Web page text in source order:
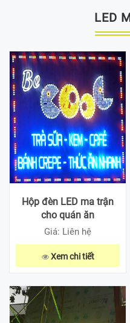
LED
Hộp đèn LED ma trận
cho quán ăn
Giá: Liên hệ
Xem chi tiết